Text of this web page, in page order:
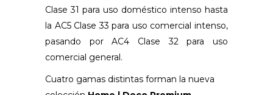
Clase 31 para uso doméstico intenso hasta
la AC5 Clase 33 para uso comercial intenso,
pasando por AC4 Clase 32 para uso
comercial general.
Cuatro gamas distintas forman la nueva